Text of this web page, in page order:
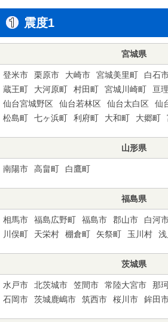
震度1
宮城県
登米市 栗原市 大崎市 宮城美里町 白石
蔵王町
大河原町 村田町 宮城川崎町 亘
仙台宮城野区
仙台若林区 仙台太白区 仙
松島町
七ヶ浜町 利府町 大和町 大郷町
山形県
南陽市 高畠町 白鷹町
福島県
相馬市 福島広野町 福島市 郡山市 白河
川俣町
天栄村 棚倉町 矢祭町 玉川村
茨城県
水戸市 北茨城市 笠間市 常陸大宮市 那
石岡市
茨城鹿嶋市 筑西市 桜川市 鉾田